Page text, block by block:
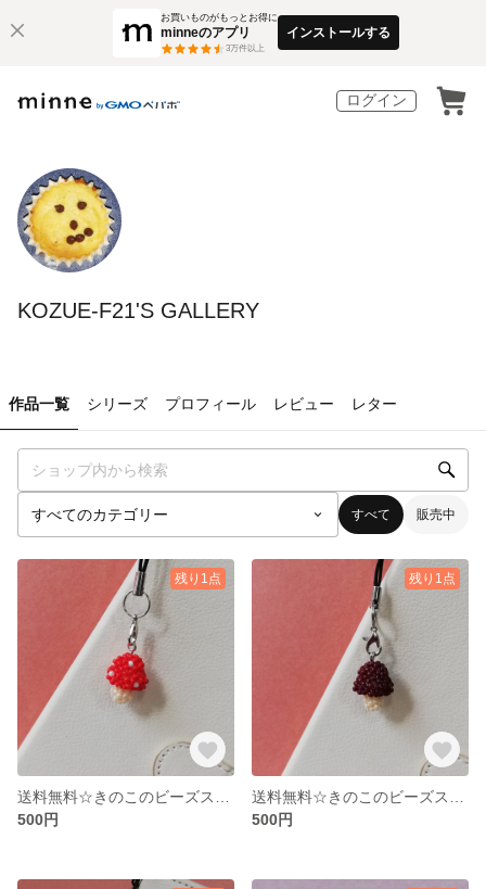
お買いものがもっとお得に
minneのアプリ
3万件以上
インストールする
ログイン
KOZUE-F21'S GALLERY
作品一覧 シリーズ プロフィール レビュー レター
すべて 販売中
残り1点
500円
残り1点
500円